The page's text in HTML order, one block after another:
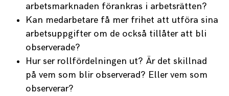
arbetsmarknaden förankras i arbetsrätten?
Kan medarbetare få mer frihet att utföra sina
arbetsuppgifter om de också tillåter att bli
observerade?
Hur ser rollfördelningen ut? Är det skillnad
på vem som blir observerad? Eller vem som
observerar?